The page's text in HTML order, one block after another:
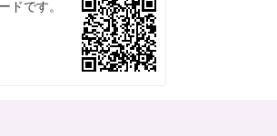
ドです。